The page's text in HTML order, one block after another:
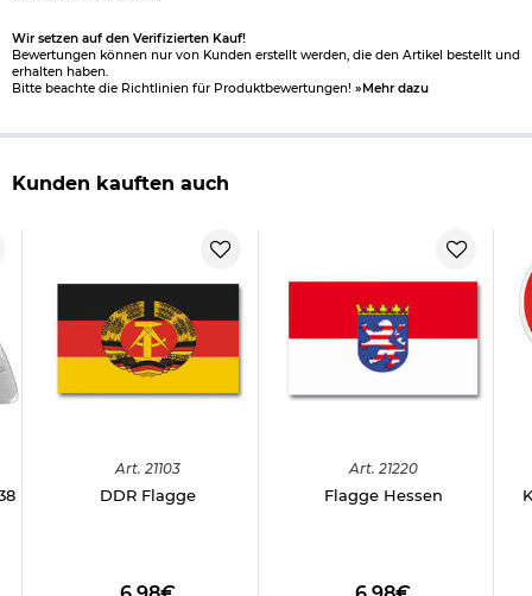
Wir setzen auf den Verifizierten Kauf!
Bewertungen können nur von Kunden erstellt werden, die den Artikel bestellt und
erhalten haben.
Bitte beachte die Richtlinien für Produktbewertungen! »Mehr dazu
Kunden kauften auch
Art. 21103
DDR Flagge
Art. 21220
Flagge Hessen